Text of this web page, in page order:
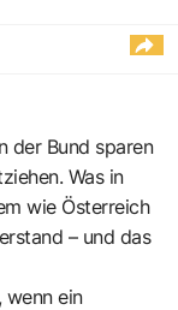
der Bund sparen
Was in
wie Österreich
– und das
wenn ein